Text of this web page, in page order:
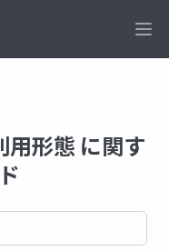
用形態 に関す